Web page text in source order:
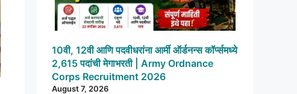
10वी, 12वी आणि पदवीधरांना आर्मी ऑर्डनन्स कॉर्प्समध्ये
2,615 पदांची मेगाभरती | Army Ordnance
Corps Recruitment 2026
August 7, 2026